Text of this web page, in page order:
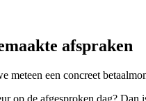
afspraken
meteen een concreet